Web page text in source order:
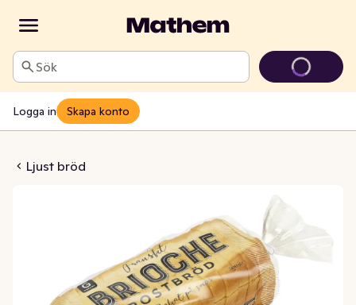
Sök
Logga in Skapa konto
Ljust bröd
Skivad